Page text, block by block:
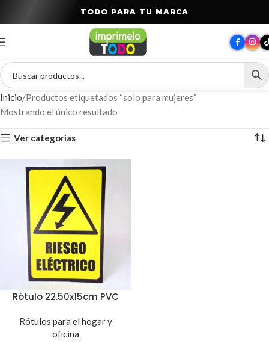
T ODO PARA T U MARCA
Inicio Productos etiquetados “solo para mujeres”
Mostrando el único resultado
Ver categorías
Rótulo 22.50x15cm PVC
Rótulos para el hogar y
oficina